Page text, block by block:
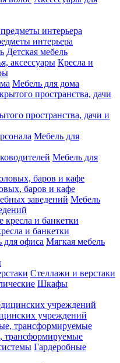
интерьера
Детская мебель
Кресла и
Мебель для дома
пространства, дачи и
Мебель для
Мебель для
баров и кафе
Мебель
и банкетки
Мягкая мебель
Стеллажи и верстаки
Шкафы
учреждений
трансформируемые
Гардеробные